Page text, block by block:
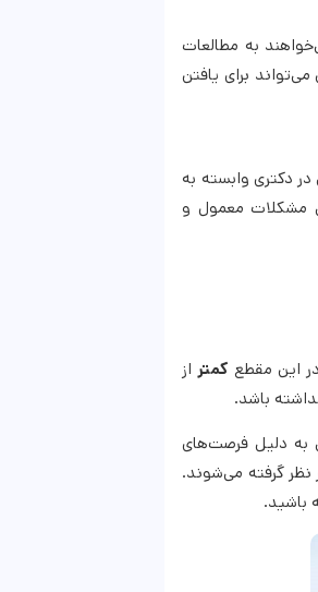
به مطالعات
برای یافتن
دکتری وابسته به
مشکلات معمول و
این مقطع کمتر از
باشد.
به دلیل فرصت‌های
نظر گرفته می‌شوند.
باشید.